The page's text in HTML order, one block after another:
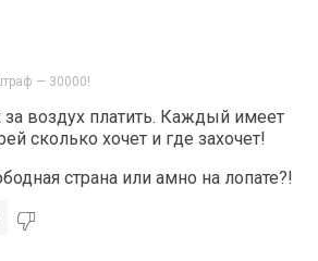
— 30000!
воздух платить. Каждый имеет
сколько хочет и где захочет!
страна или амно на лопате?!